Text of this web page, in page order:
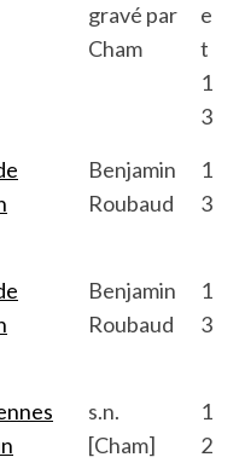
gravé par
Cham
e
t
1
3
Benjamin
Roubaud
1
3
Benjamin
Roubaud
1
3
s.n.
[Cham]
1
2